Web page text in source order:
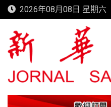
Skip
to
content
2026年08月08日 星期六
新華澳報